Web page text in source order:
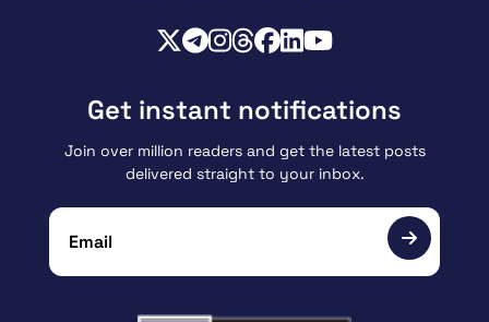
Get instant notifications
Join over million readers and get the latest posts
delivered straight to your inbox.